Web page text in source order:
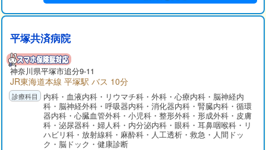
平塚共済病院
神奈川県平塚市追分9-11
JR東海道本線 平塚駅 バス 10分
内科・血液内科・リウマチ科・外科・心療内科・脳神経内
科・脳神経外科・呼吸器内科・消化器内科・腎臓内科・循環
器内科・心臓血管外科・小児科・整形外科・形成外科・皮膚
科・泌尿器科・婦人科・内分泌内科・眼科・耳鼻咽喉科・リ
ハビリ科・放射線科・麻酔科・人工透析・救急・人間ドッ
ク・脳ドック・健康診断